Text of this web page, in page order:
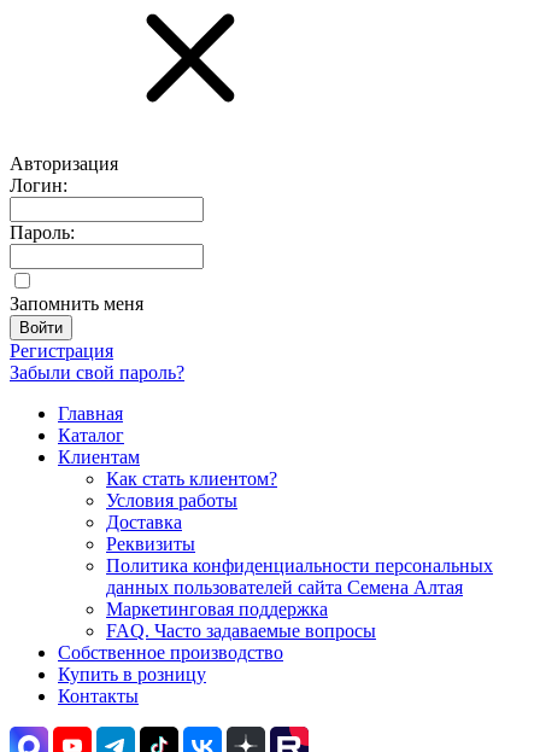
Авторизация
Логин:
Пароль:
Запомнить меня
Регистрация
Забыли свой пароль?
Главная
Каталог
Клиентам
Как стать клиентом?
Условия работы
Доставка
Реквизиты
Политика конфиденциальности персональных
данных пользователей сайта Семена Алтая
Маркетинговая поддержка
FAQ. Часто задаваемые вопросы
Собственное производство
Купить в розницу
Контакты